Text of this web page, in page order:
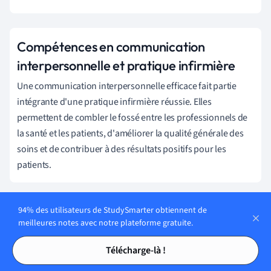
Tables des matières
Tables des matières
Compétences en communication
interpersonnelle et pratique infirmière
Une communication interpersonnelle efficace fait partie
intégrante d'une pratique infirmière réussie. Elles
permettent de combler le fossé entre les professionnels de
la santé et les patients, d'améliorer la qualité générale des
soins et de contribuer à des résultats positifs pour les
patients.
Mise en œuvre des théories de la
communication interpersonnelle dans la
pratique infirmière
94% des utilisateurs de StudySmarter obtiennent de
meilleures notes avec notre plateforme gratuite.
Télécharge-là !